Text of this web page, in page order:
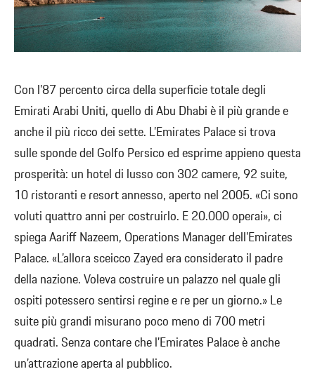
Con l’87 percento circa della superficie totale degli
Emirati Arabi Uniti, quello di Abu Dhabi è il più grande e
anche il più ricco dei sette. L’Emirates Palace si trova
sulle sponde del Golfo Persico ed esprime appieno questa
prosperità: un hotel di lusso con 302 camere, 92 suite,
10 ristoranti e resort annesso, aperto nel 2005. «Ci sono
voluti quattro anni per costruirlo. E 20.000 operai», ci
spiega Aariff Nazeem, Operations Manager dell’Emirates
Palace. «L’allora sceicco Zayed era considerato il padre
della nazione. Voleva costruire un palazzo nel quale gli
ospiti potessero sentirsi regine e re per un giorno.» Le
suite più grandi misurano poco meno di 700 metri
quadrati. Senza contare che l’Emirates Palace è anche
un’attrazione aperta al pubblico.